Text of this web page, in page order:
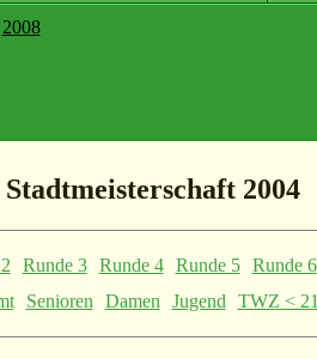
2008
2004
Runde 3 Runde 4 Runde 5 Runde 6
Senioren Damen Jugend TWZ <